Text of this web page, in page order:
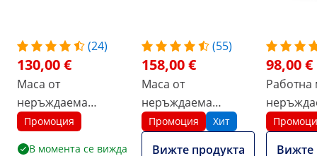
(24)
130,00 €
Маса от
неръждаема
стомана - 100 x 60
Промоция
В момента се вижда
(55)
158,00 €
Маса от
неръждаема
стомана - 120 x 60
см -
Промоция Хит
Вижте продукта
98,00 €
Работна
-
Вижте